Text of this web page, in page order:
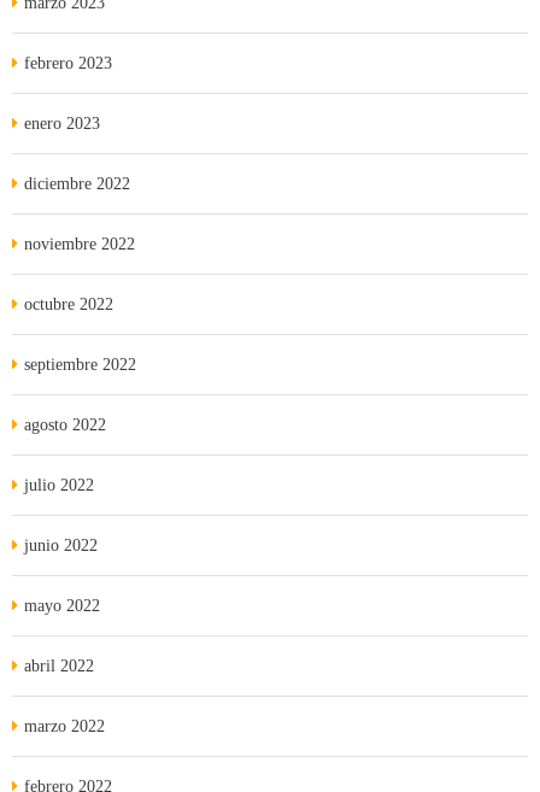
febrero 2023
enero 2023
diciembre 2022
noviembre 2022
octubre 2022
septiembre 2022
agosto 2022
julio 2022
junio 2022
mayo 2022
abril 2022
marzo 2022
febrero 2022